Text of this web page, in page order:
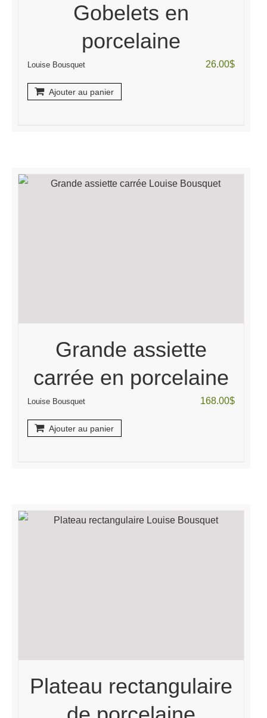
Gobelets en
porcelaine
Louise Bousquet 26.00$
Ajouter au panier
Grande assiette
carrée en porcelaine
Louise Bousquet 168.00$
Ajouter au panier
Plateau rectangulaire